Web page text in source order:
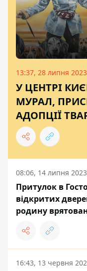
13:37, 28 липня 2023
У ЦЕНТРІ
МУРАЛ,
АДОПЦІЇ
08:06, 14 липня 2023
Притулок в
відкритих
родину
16:43, 13 червня